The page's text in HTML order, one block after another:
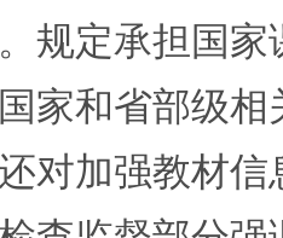
规定承担国
家和省部级
对加强教材